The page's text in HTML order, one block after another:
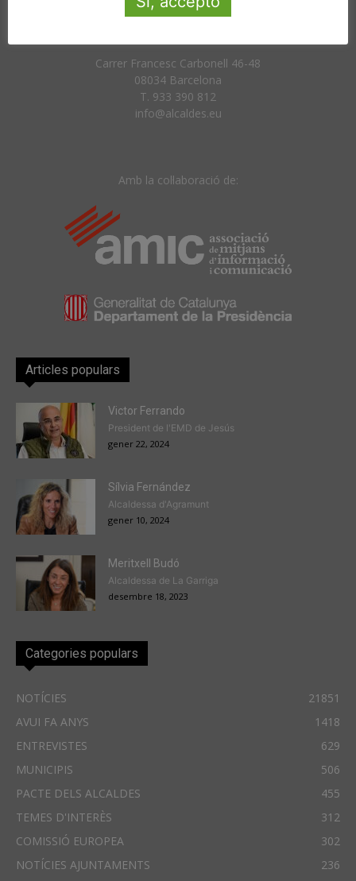
Carrer Francesc Carbonell 46-48
08034 Barcelona
T. 933 390 812
info@alcaldes.eu
Amb la col·laboració de:
Articles populars
Victor Ferrando
President de l'EMD de Jesús
gener 22, 2024
Sílvia Fernández
Alcaldessa d'Agramunt
gener 10, 2024
Meritxell Budó
Alcaldessa de La Garriga
desembre 18, 2023
Categories populars
NOTÍCIES
21851
AVUI FA ANYS
1418
ENTREVISTES
629
MUNICIPIS
506
PACTE DELS ALCALDES
455
TEMES D'INTERÈS
312
COMISSIÓ EUROPEA
302
NOTÍCIES AJUNTAMENTS
236